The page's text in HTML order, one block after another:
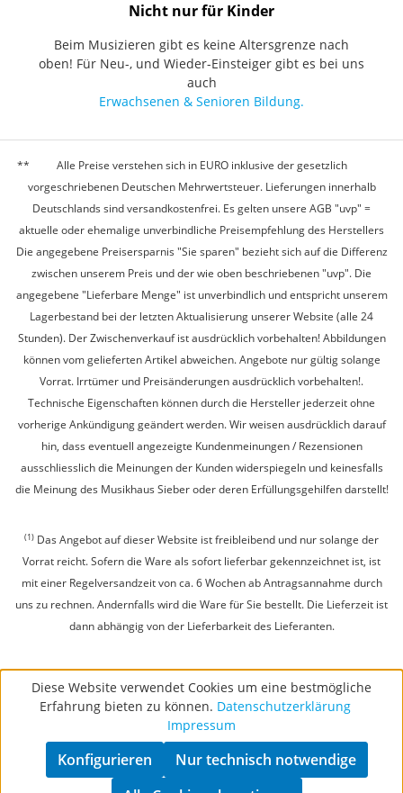
Nicht nur für Kinder
Beim Musizieren gibt es keine Altersgrenze nach
oben! Für Neu-, und Wieder-Einsteiger gibt es bei uns
auch
Erwachsenen & Senioren Bildung.
Alle Preise verstehen sich in EURO inklusive der gesetzlich
vorgeschriebenen Deutschen Mehrwertsteuer. Lieferungen innerhalb
Deutschlands sind versandkostenfrei. Es gelten unsere AGB "uvp" =
aktuelle oder ehemalige unverbindliche Preisempfehlung des Herstellers
Die angegebene Preisersparnis "Sie sparen" bezieht sich auf die Differenz
zwischen unserem Preis und der wie oben beschriebenen "uvp". Die
angegebene "Lieferbare Menge" ist unverbindlich und entspricht unserem
Lagerbestand bei der letzten Aktualisierung unserer Website (alle 24
Stunden). Der Zwischenverkauf ist ausdrücklich vorbehalten! Abbildungen
können vom gelieferten Artikel abweichen. Angebote nur gültig solange
Vorrat. Irrtümer und Preisänderungen ausdrücklich vorbehalten!.
Technische Eigenschaften können durch die Hersteller jederzeit ohne
vorherige Ankündigung geändert werden. Wir weisen ausdrücklich darauf
hin, dass eventuell angezeigte Kundenmeinungen / Rezensionen
ausschliesslich die Meinungen der Kunden widerspiegeln und keinesfalls
die Meinung des Musikhaus Sieber oder deren Erfüllungsgehilfen darstellt!
(1) Das Angebot auf dieser Website ist freibleibend und nur solange der
Vorrat reicht. Sofern die Ware als sofort lieferbar gekennzeichnet ist, ist
mit einer Regelversandzeit von ca. 6 Wochen ab Antragsannahme durch
uns zu rechnen. Andernfalls wird die Ware für Sie bestellt. Die Lieferzeit ist
dann abhängig von der Lieferbarkeit des Lieferanten.
Diese Website verwendet Cookies um eine bestmögliche
Erfahrung bieten zu können. Datenschutzerklärung
Impressum
Nur technisch notwendige
Konfigurieren